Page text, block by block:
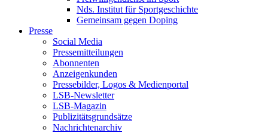
Nds. Institut für Sportgeschichte
Gemeinsam gegen Doping
Presse
Social Media
Pressemitteilungen
Abonnenten
Anzeigenkunden
Pressebilder, Logos & Medienportal
LSB-Newsletter
LSB-Magazin
Publizitätsgrundsätze
Nachrichtenarchiv